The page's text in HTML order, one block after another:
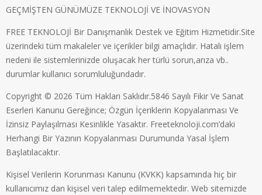
GEÇMİŞTEN GÜNÜMÜZE TEKNOLOJİ VE İNOVASYON
FREE TEKNOLOJİ Bir Danışmanlık Destek ve Eğitim Hizmetidir.Site
üzerindeki tüm makaleler ve içerikler bilgi amaçlıdır. Hatalı işlem
nedeni ile sistemlerinizde oluşacak her türlü sorun,arıza vb..
durumlar kullanıcı sorumluluğundadır.
Copyright © 2026 Tüm Hakları Saklıdır.5846 Sayılı Fikir Ve Sanat
Eserleri Kanunu Gereğince; Özgün İçeriklerin Kopyalanması Ve
İzinsiz Paylaşılması Kesinlikle Yasaktır. Freeteknoloji.com’daki
Herhangi Bir Yazının Kopyalanması Durumunda Yasal İşlem
Başlatılacaktır.
Kişisel Verilerin Korunması Kanunu (KVKK) kapsamında hiç bir
kullanıcımız dan kişisel veri talep edilmemektedir. Web sitemizde